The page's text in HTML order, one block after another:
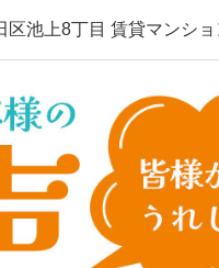
区池上8丁目 賃貸マンショ